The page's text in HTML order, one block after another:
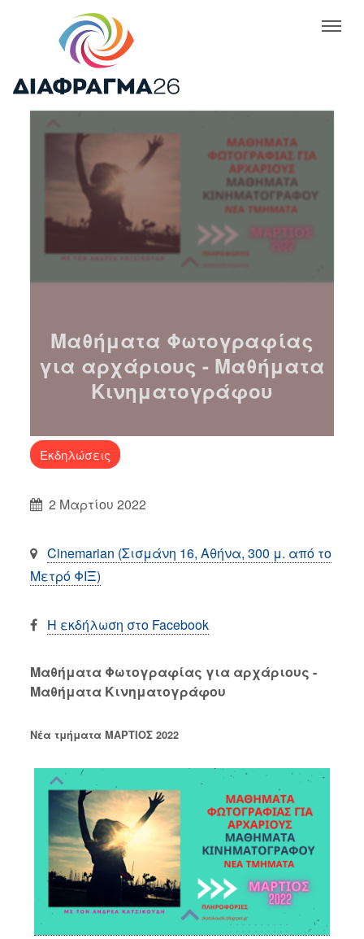
Μαθήματα Φωτογραφίας
για αρχάριους - Μαθήματα
Κινηματογράφου
Εκδηλώσεις
2 Μαρτίου 2022
Cinemarian (Σισμάνη 16, Αθήνα, 300 μ. από το
Μετρό ΦΙΞ)
Η εκδήλωση στο Facebook
Μαθήματα Φωτογραφίας για αρχάριους -
Μαθήματα Κινηματογράφου
Νέα τμήματα ΜΑΡΤΙΟΣ 2022